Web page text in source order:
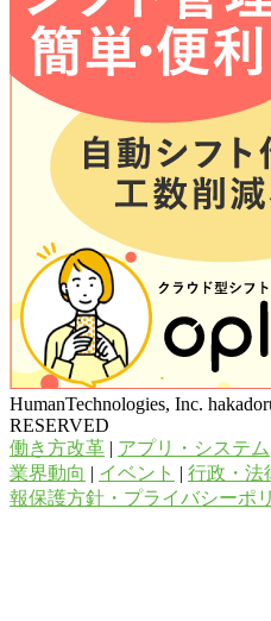
HumanTechnologies, Inc.
RESERVED
働き方改革 | アプリ・システム
業界動向 | イベント | 行政・法
報保護方針・プライバシーポ